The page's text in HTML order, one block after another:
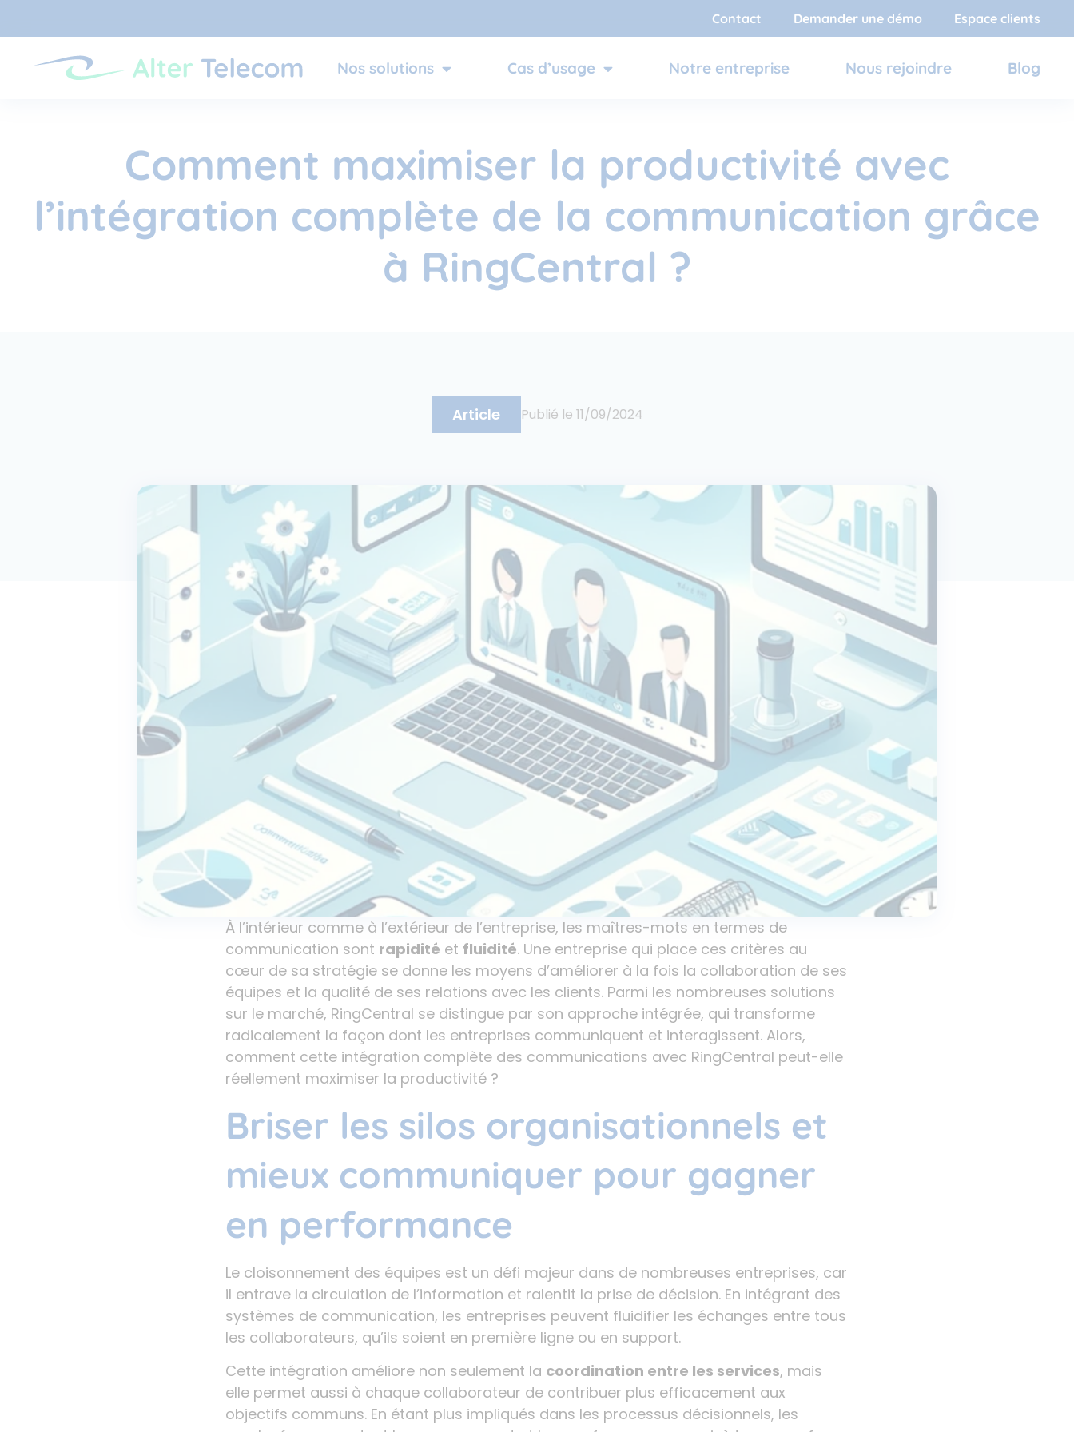
Contact Demander une démo Espace clients
Nos solutions Cas d’usage Notre entreprise Nous rejoindre Blog
Comment maximiser la productivité avec
l’intégration complète de la communication grâce
à RingCentral ?
Article Publié le 11/09/2024
À l’intérieur comme à l’extérieur de l’entreprise, les maîtres-mots en termes de
communication sont rapidité et fluidité. Une entreprise qui place ces critères au
cœur de sa stratégie se donne les moyens d’améliorer à la fois la collaboration de ses
équipes et la qualité de ses relations avec les clients. Parmi les nombreuses solutions
sur le marché, RingCentral se distingue par son approche intégrée, qui transforme
radicalement la façon dont les entreprises communiquent et interagissent. Alors,
comment cette intégration complète des communications avec RingCentral peut-elle
réellement maximiser la productivité ?
Briser les silos organisationnels et
mieux communiquer pour gagner
en performance
Le cloisonnement des équipes est un défi majeur dans de nombreuses entreprises, car
il entrave la circulation de l’information et ralentit la prise de décision. En intégrant des
systèmes de communication, les entreprises peuvent fluidifier les échanges entre tous
les collaborateurs, qu’ils soient en première ligne ou en support.
Cette intégration améliore non seulement la coordination entre les services, mais
elle permet aussi à chaque collaborateur de contribuer plus efficacement aux
objectifs communs. En étant plus impliqués dans les processus décisionnels, les